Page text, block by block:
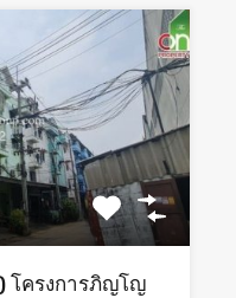
โครงการภิญโญ